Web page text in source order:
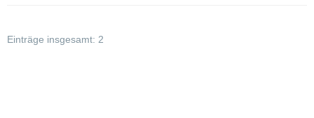
Einträge insgesamt: 2